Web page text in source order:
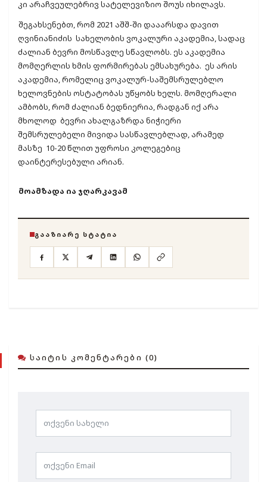
კი არაჩვეულებრივ სატელევიზიო შოუს იხილავს.
შეგახსენებთ, რომ 2021 აშშ-ში დააარსდა დავით
ღვინიანიძის სახელობის ვოკალური აკადემია, სადაც
ძალიან ბევრი მოსწავლე სწავლობს. ეს აკადემია
მომღერლის ხმის ფორმირებას ემსახურება. ეს არის
აკადემია, რომელიც ვოკალურ-საშემსრულებლო
ხელოვნების ოსტატობას უწყობს ხელს. მომღერალი
ამბობს, რომ ძალიან ბედნიერია, რადგან იქ არა
მხოლოდ ბევრი ახალგაზრდა ნიჭიერი
შემსრულებელი მივიდა სასწავლებლად, არამედ
მასზე 10-20 წლით უფროსი კოლეგებიც
დაინტერესებული არიან.
მოამზადა ია ჯღარკავამ
ᲒᲐᲐᲖᲘᲐᲠᲔ ᲡᲢᲐᲢᲘᲐ
ᲡᲐᲘᲢᲘᲡ ᲙᲝᲛᲔᲜᲢᲐᲠᲔᲑᲘ (0)